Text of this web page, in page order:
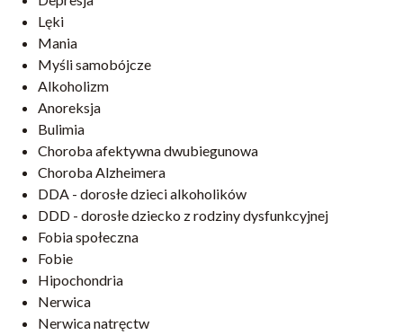
Lęki
Mania
Myśli samobójcze
Alkoholizm
Anoreksja
Bulimia
Choroba afektywna dwubiegunowa
Choroba Alzheimera
DDA - dorosłe dzieci alkoholików
DDD - dorosłe dziecko z rodziny dysfunkcyjnej
Fobia społeczna
Fobie
Hipochondria
Nerwica
Nerwica natręctw